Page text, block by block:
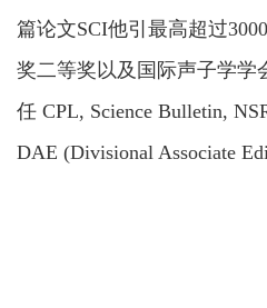
篇论文SCI他引最高超过
奖二等奖以及国际声子学学
任 CPL, Science Bulletin,
DAE (Divisional Associate